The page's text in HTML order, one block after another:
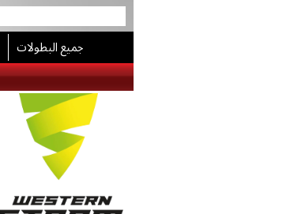
جميع البطولات